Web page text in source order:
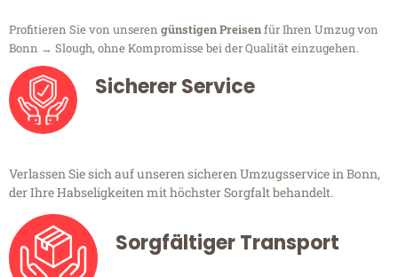
Profitieren Sie von unseren günstigen Preisenfür Ihren Umzug von
Bonn → Slough, ohne Kompromisse bei der Qualität einzugehen.
Sicherer Service
Verlassen Sie sich auf unseren sicheren Umzugsservice in Bonn,
der Ihre Habseligkeiten mit höchster Sorgfalt behandelt.
Sorgfältiger Transport